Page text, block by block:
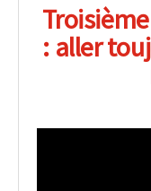
Troisième
: aller